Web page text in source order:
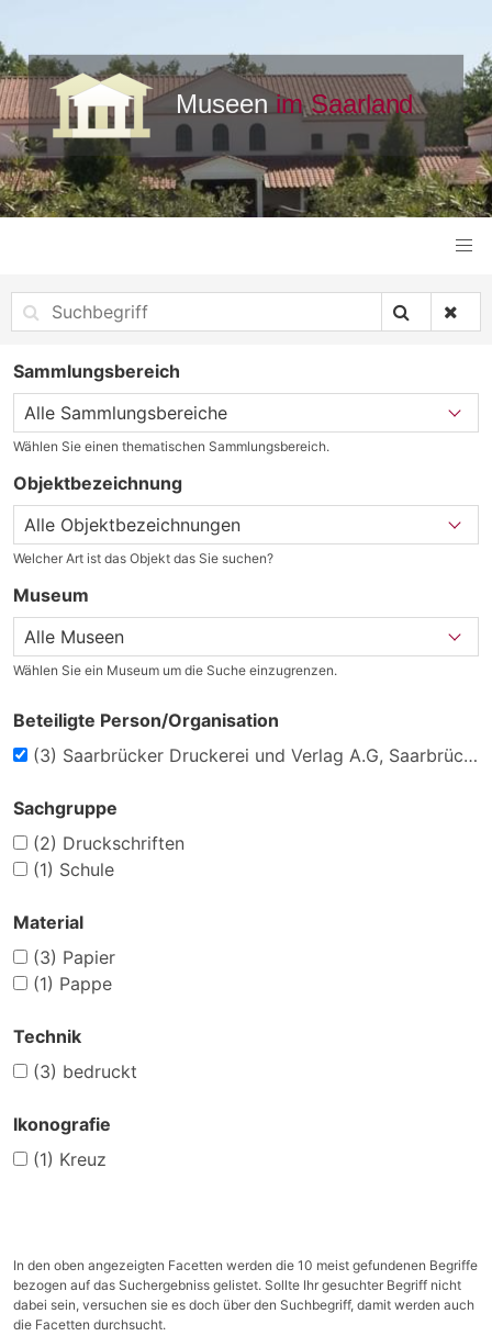
Sammlungsbereich
Wählen Sie einen thematischen Sammlungsbereich.
Objektbezeichnung
Welcher Art ist das Objekt das Sie suchen?
Museum
Wählen Sie ein Museum um die Suche einzugrenzen.
Beteiligte Person/Organisation
(3) Saarbrücker Druckerei und Verlag A.G, Saarbrücken
Sachgruppe
(2) Druckschriften
(1) Schule
Material
(3) Papier
(1) Pappe
Technik
(3) bedruckt
Ikonografie
(1) Kreuz
In den oben angezeigten Facetten werden die 10 meist gefundenen Begriffe
bezogen auf das Suchergebniss gelistet. Sollte Ihr gesuchter Begriff nicht
dabei sein, versuchen sie es doch über den Suchbegriff, damit werden auch
die Facetten durchsucht.